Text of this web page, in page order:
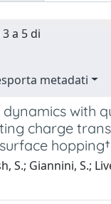
a 5 di
metadati
with
charge
hopping†
S.; Giannini, S.;